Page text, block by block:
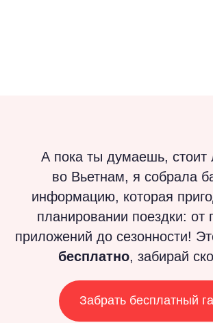
А пока ты думаешь, стоит
во Вьетнам, я собрала
информацию, которая
планировании поездки: от
приложений до сезонности!
бесплатно, забирай
Забрать бесплатный